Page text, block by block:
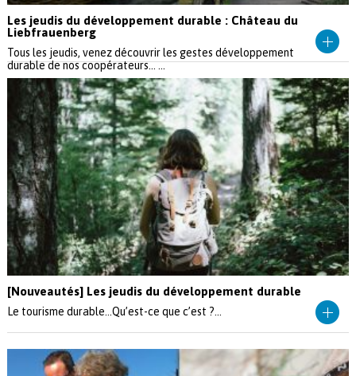
Les jeudis du développement durable : Château du
Liebfrauenberg
Tous les jeudis, venez découvrir les gestes développement
durable de nos coopérateurs... ...
[Nouveautés] Les jeudis du développement durable
Le tourisme durable…Qu’est-ce que c’est ?...